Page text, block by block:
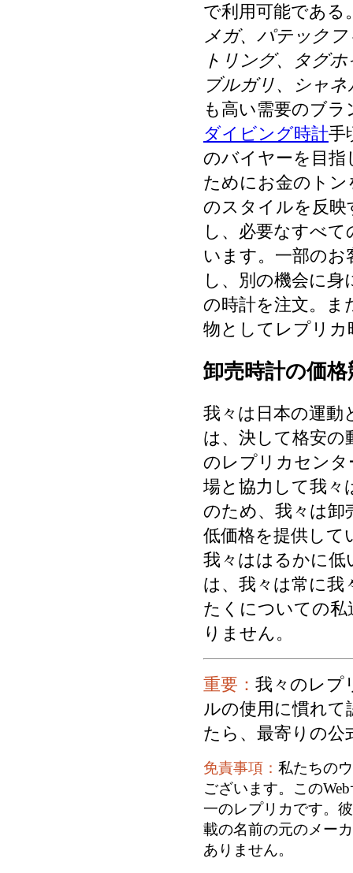
で利用可能である
メガ、パテック
トリング、タグ
ブルガリ、シャ
も高い需要のブ
ダイビング時計手
のバイヤーを目
ためにお金のト
のスタイルを反
し、必要なすべ
います。一部の
し、別の機会に
の時計を注文。ま
物としてレプリ
卸売時計の価
我々は日本の運動
は、決して格安の
のレプリカセン
場と協力して我々
のため、我々は卸
低価格を提供して
我々ははるかに低
は、我々は常に我
たくについての私
りません。
重要： 我々のレプ
ルの使用に慣れ
たら、最寄りの
免責事項： 私たちの
ございます。この
一のレプリカです。
載の名前の元のメー
ありません。